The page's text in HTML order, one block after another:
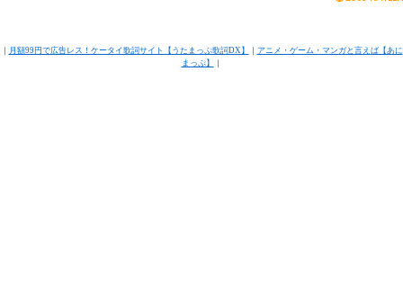
｜ 月額99円で広告レス！ケータイ歌詞サイト【うたまっぷ歌詞DX】 ｜ アニメ・ゲーム・マンガと言えば【あに
まっぷ】
｜